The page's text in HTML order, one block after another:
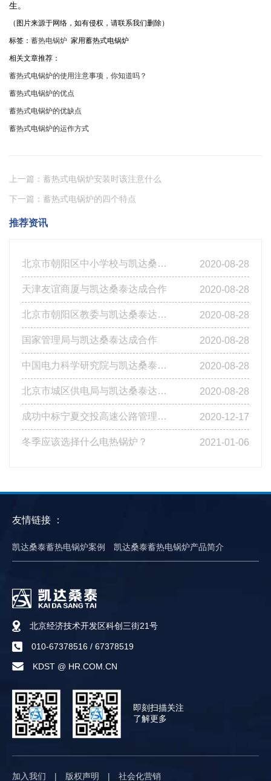
生。
（图片来源于网络，如有侵权，请联系我们删除）
标签： 蓄热电锅炉 家用蓄热式电锅炉
相关文章推荐：
蓄热式电锅炉的使用注意事项，你知道吗？
蓄热式电锅炉的优点
蓄热式电锅炉的优缺点
蓄热式电锅炉的运作方式
上一篇：蓄热式电锅炉安装时该注意什么
下一篇：蓄热式电锅炉的四个特点
推荐资讯
北京市朝阳区中小学校与凯达桑泰达成合作 2020-08-28
天津友谊商厦与凯达桑泰达成合作 2020-08-28
北京市朝阳区教委与凯达桑泰达成合作 2020-08-28
国家管理局与凯达桑泰达成合作 2020-08-28
中国电力科学研究院与凯达桑泰达成合作 2020-08-28
北京市城区供电局与凯达桑泰达成合作 2020-08-28
成功中标宁夏交投高速公路管理有限公司基层站点燃煤改造工程第四标段 2020-12-17
冬季应该选择什么电热锅炉？ 2021-01-06
友情链接 ：
凯达桑泰蓄热电锅炉案例 凯达桑泰蓄热电锅炉产品简介
北京经济技术开发区科创三街21号
010-67378516 / 67378519
KDST @ HR.COM.CN
即刻扫描关注
了解更多
加入我们 | 版权声明 | 社会化营销